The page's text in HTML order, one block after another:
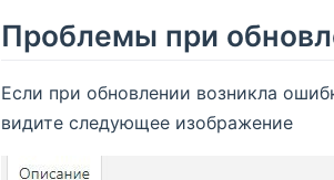
Проблемы при
Если при обновлении возникла
видите следующее изображение